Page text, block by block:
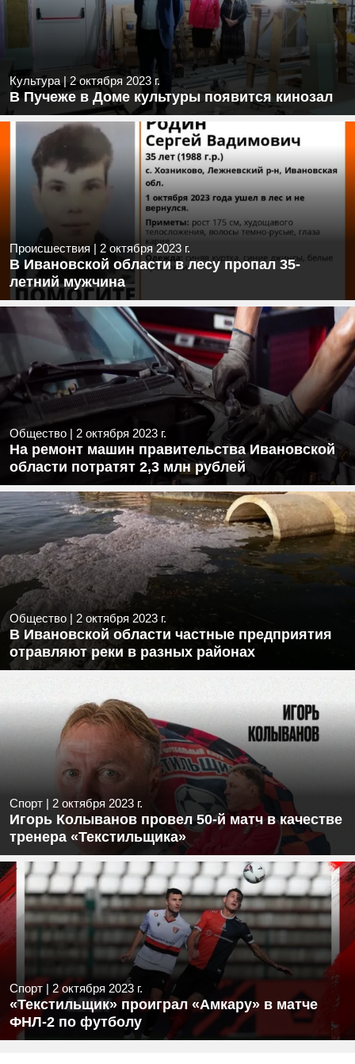
Культура|2 октября 2023 г.
В Пучеже в Доме культуры появится кинозал
Происшествия | 2 октября 2023 г.
В Ивановской области в лесу пропал 35-
летний мужчина
Общество | 2 октября 2023 г.
На ремонт машин правительства Ивановской
области потратят 2,3 млн рублей
Общество | 2 октября 2023 г.
В Ивановской области частные предприятия
отравляют реки в разных районах
Спорт | 2 октября 2023 г.
Игорь Колыванов провел 50-й матч в качестве
тренера «Текстильщика»
Спорт| 2 октября 2023 г.
«Текстильщик» проиграл «Амкару» в матче
ФНЛ-2 по футболу